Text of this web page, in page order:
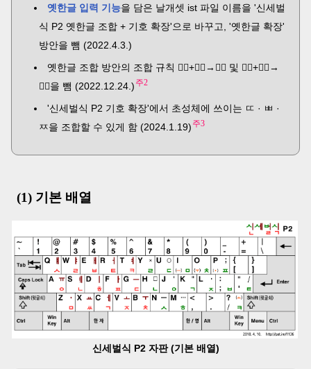
옛한글 입력 기능을 담은 날개셋 ist 파일 이름을 '신세벌
식 P2 옛한글 조합 + 기호 확장'으로 바꾸고, '옛한글 확장'
방안을 뺌 (2022.4.3.)
옛한글 조합 방안의 조합 규칙 ᄾᅠ+ᄉᅠ→ᄿᅠ 및 ᅎᅠ+ᄌᅠ→
ᅏᅠ을 뺌 (2022.12.24.) 주2
'신세벌식 P2 기호 확장'에서 초성체에 쓰이는 ㄸ · ㅃ ·
ㅉ을 조합할 수 있게 함 (2024.1.19) 주3
(1) 기본 배열
신세벌식 P2 자판 (기본 배열)